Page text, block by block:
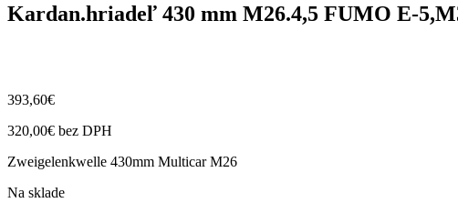
Kardan.hriadeľ 430 mm M26.4,5 FUMO E-
393,60€
320,00€ bez DPH
Zweigelenkwelle 430mm Multicar M26
Na sklade